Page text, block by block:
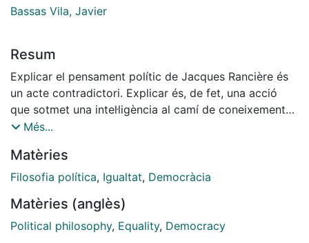
Bassas Vila, Javier
Resum
Explicar el pensament polític de Jacques Rancière és
un acte contradictori. Explicar és, de fet, una acció
que sotmet una intel·ligència al camí de coneixement
que una altra intel·ligència imposa. Explicar és, doncs,
tipus d’homes: els que saben i els que no saben. I el
pensament de Rancière rebutja l’explicació,
radical. Com «explicar» aquí, doncs, el pensament de
Jacques Rancière? Diguem que hi ha d’altres formes
Més...
Matèries
Filosofia política, Igualtat, Democràcia
Matèries (anglès)
Political philosophy, Equality, Democracy